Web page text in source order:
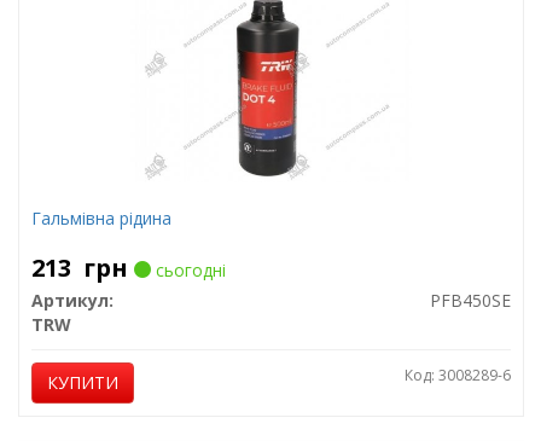
Гальмівна рідина
213 грн
сьогодні
Артикул:
PFB450SE
TRW
КУПИТИ Код: 3008289-6